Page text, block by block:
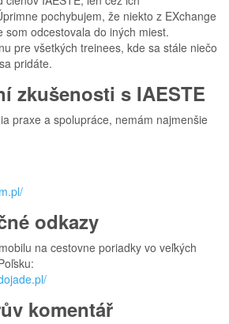
pochybujem, že niekto z EXchange
som odcestovala do iných miest.
pre všetkých treinees, kde sa stále niečo
pridáte.
zkušenosti s IAESTE
praxe a spolupráce, nemám najmenšie
odkazy
na cestovne poriadky vo veľkých
komentář